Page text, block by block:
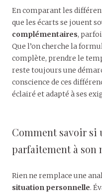
En comparant les
que les écarts se jouent
complémentaires,
Que l’on cherche la
complète, prendre le
reste toujours une
conscience de ces
éclairé et adapté à ses
Comment savoir si
parfaitement à son
Rien ne remplace une
situation personnelle.